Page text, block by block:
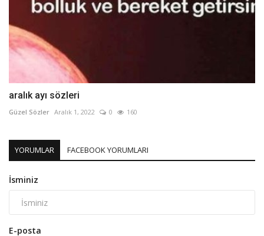
aralık ayı sözleri
Güzel Sözler Aralık 1, 2022 0 160
YORUMLAR FACEBOOK YORUMLARI
İsminiz
E-posta